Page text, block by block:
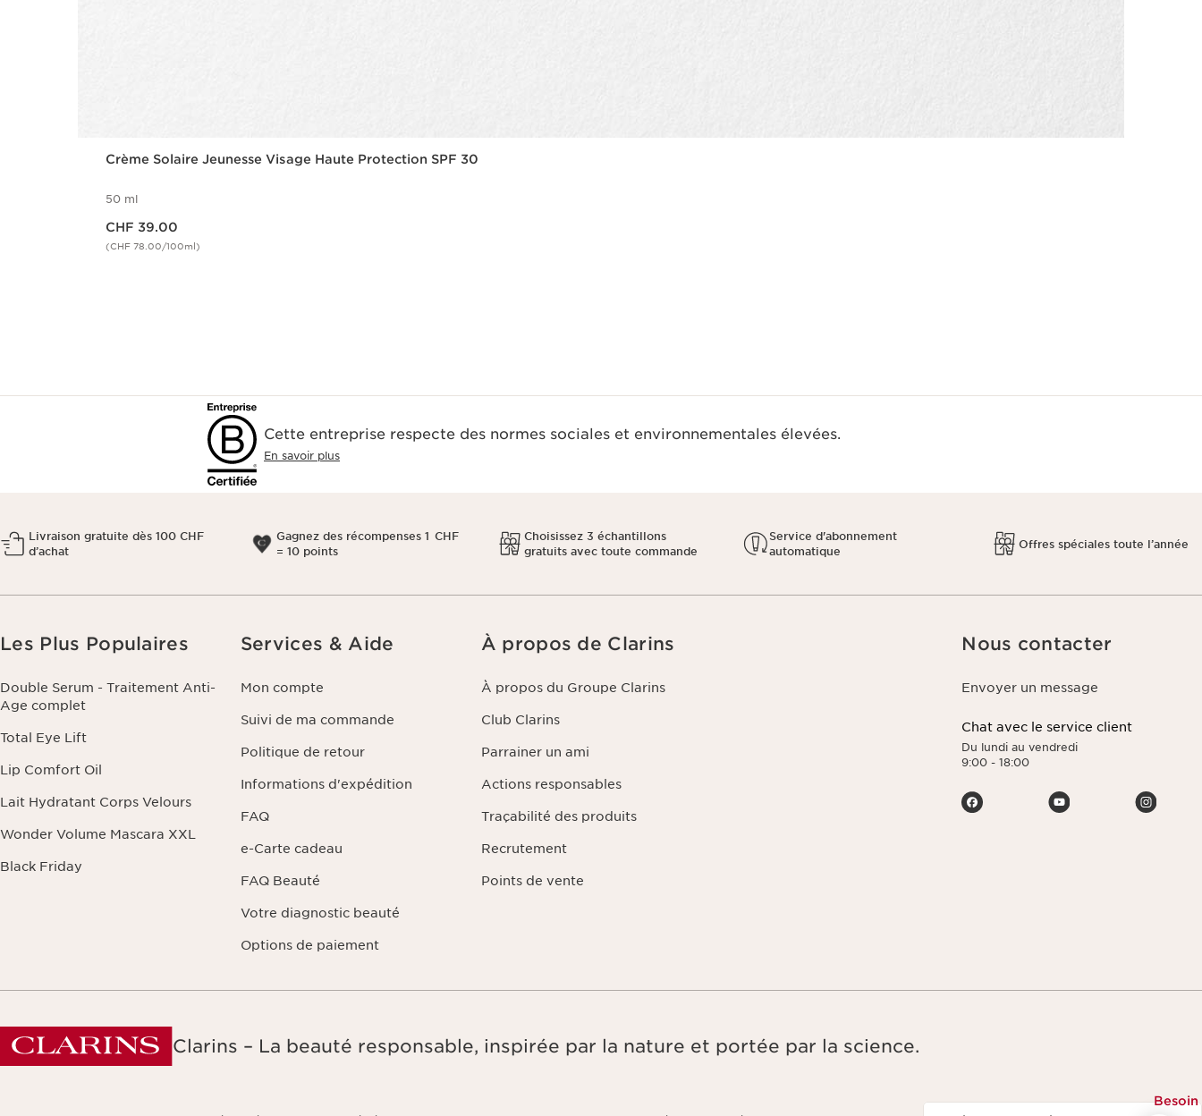
Crème Solaire Jeunesse Visage Haute Protection SPF 30
50 ml
CHF 39.00
(CHF 78.00/100ml)
Cette entreprise respecte des normes sociales et environnementales élevées.
En savoir plus
Livraison gratuite dès 100 CHF
d’achat
Gagnez des récompenses 1 CHF
= 10 points
Choisissez 3 échantillons
gratuits avec toute commande
Service d'abonnement
automatique
Offres spéciales toute l’année
Les Plus Populaires
Double Serum - Traitement Anti-
Age complet
Total Eye Lift
Lip Comfort Oil
Lait Hydratant Corps Velours
Wonder Volume Mascara XXL
Black Friday
Services & Aide
Mon compte
Suivi de ma commande
Politique de retour
Informations d'expédition
FAQ
e-Carte cadeau
FAQ Beauté
Votre diagnostic beauté
Options de paiement
À propos de Clarins
À propos du Groupe Clarins
Club Clarins
Parrainer un ami
Actions responsables
Traçabilité des produits
Recrutement
Points de vente
Nous contacter
Envoyer un message
Chat avec le service client
Du lundi au vendredi
9:00 - 18:00
Clarins – La beauté responsable, inspirée par la nature et portée par la science.
Naviguer vers Besoin